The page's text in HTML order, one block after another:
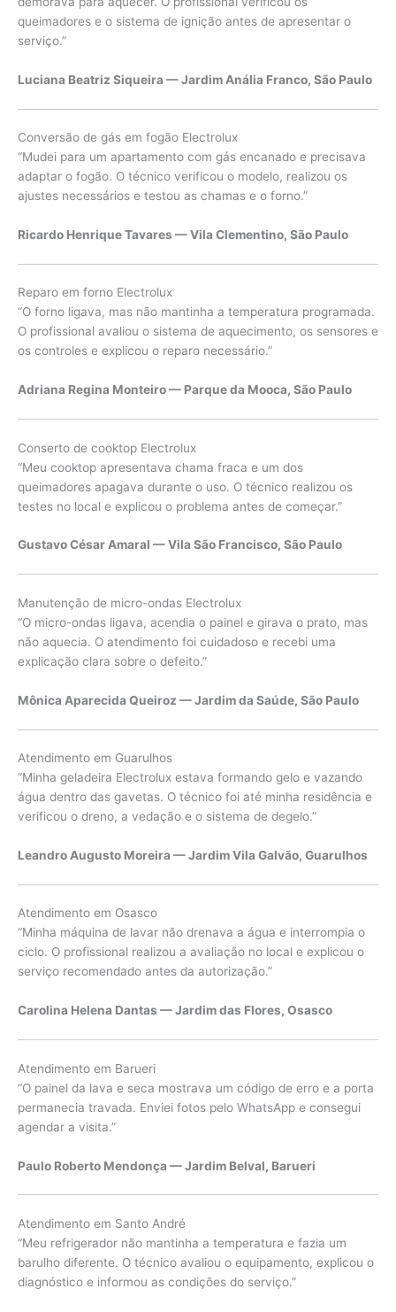
queimadores e o sistema de ignição antes de apresentar o
serviço.”
Luciana Beatriz Siqueira — Jardim Anália Franco, São Paulo
Conversão de gás em fogão Electrolux
“Mudei para um apartamento com gás encanado e precisava
adaptar o fogão. O técnico verificou o modelo, realizou os
ajustes necessários e testou as chamas e o forno.”
Ricardo Henrique Tavares — Vila Clementino, São Paulo
Reparo em forno Electrolux
“O forno ligava, mas não mantinha a temperatura programada.
O profissional avaliou o sistema de aquecimento, os sensores e
os controles e explicou o reparo necessário.”
Adriana Regina Monteiro — Parque da Mooca, São Paulo
Conserto de cooktop Electrolux
“Meu cooktop apresentava chama fraca e um dos
queimadores apagava durante o uso. O técnico realizou os
testes no local e explicou o problema antes de começar.”
Gustavo César Amaral — Vila São Francisco, São Paulo
Manutenção de micro-ondas Electrolux
“O micro-ondas ligava, acendia o painel e girava o prato, mas
não aquecia. O atendimento foi cuidadoso e recebi uma
explicação clara sobre o defeito.”
Mônica Aparecida Queiroz — Jardim da Saúde, São Paulo
Atendimento em Guarulhos
“Minha geladeira Electrolux estava formando gelo e vazando
água dentro das gavetas. O técnico foi até minha residência e
verificou o dreno, a vedação e o sistema de degelo.”
Leandro Augusto Moreira — Jardim Vila Galvão, Guarulhos
Atendimento em Osasco
“Minha máquina de lavar não drenava a água e interrompia o
ciclo. O profissional realizou a avaliação no local e explicou o
serviço recomendado antes da autorização.”
Carolina Helena Dantas — Jardim das Flores, Osasco
Atendimento em Barueri
“O painel da lava e seca mostrava um código de erro e a porta
permanecia travada. Enviei fotos pelo WhatsApp e consegui
agendar a visita.”
Paulo Roberto Mendonça — Jardim Belval, Barueri
Atendimento em Santo André
“Meu refrigerador não mantinha a temperatura e fazia um
barulho diferente. O técnico avaliou o equipamento, explicou o
diagnóstico e informou as condições do serviço.”